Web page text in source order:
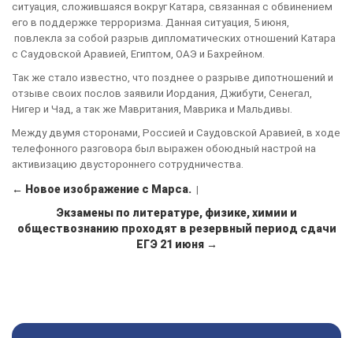
ситуация, сложившаяся вокруг Катара, связанная с обвинением
его в поддержке терроризма. Данная ситуация, 5 июня,
повлекла за собой разрыв дипломатических отношений Катара
с Саудовской Аравией, Египтом, ОАЭ и Бахрейном.
Так же стало известно, что позднее о разрыве дипотношений и
отзыве своих послов заявили Иордания, Джибути, Сенегал,
Нигер и Чад, а так же Мавритания, Маврика и Мальдивы.
Между двумя сторонами, Россией и Саудовской Аравией, в ходе
телефонного разговора был выражен обоюдный настрой на
активизацию двустороннего сотрудничества.
← Новое изображение с Марса.
Экзамены по литературе, физике, химии и
обществознанию проходят в резервный период сдачи
ЕГЭ 21 июня →